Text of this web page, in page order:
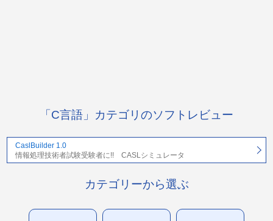
「C言語」カテゴリのソフトレビュー
CaslBuilder 1.0
情報処理技術者試験受験者に!! CASLシミュレータ
カテゴリーから選ぶ